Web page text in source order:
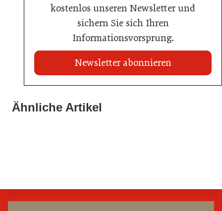
kostenlos unseren Newsletter und
sichern Sie sich Ihren
Informationsvorsprung.
Newsletter abonnieren
Ähnliche Artikel
War die Fußball-WM 2026 für Ihren Betrieb ein
21. Juli 2026
Stipendium für Nachwuchstalent in der Wiener